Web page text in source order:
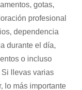
gotas,
profesional
dependencia
durante el día,
o incluso
llevas varias
lo más importante